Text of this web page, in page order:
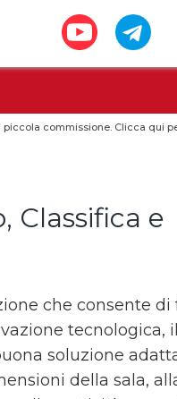
commissione. Clicca qui
Classifica e
che consente di
tecnologica,
soluzione
della sala,